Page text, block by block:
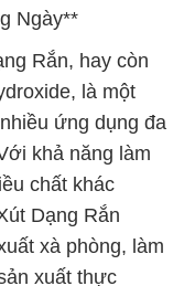
Ngày**
Rắn, hay còn
là một
ứng dụng đa
khả năng làm
chất khác
Dạng Rắn
xà phòng, làm
xuất thực